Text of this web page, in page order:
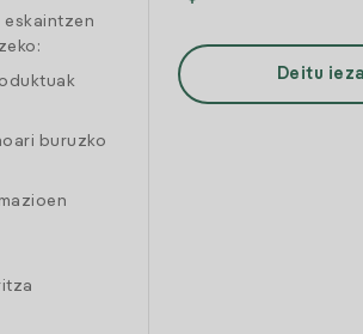
buruzko
Deitu